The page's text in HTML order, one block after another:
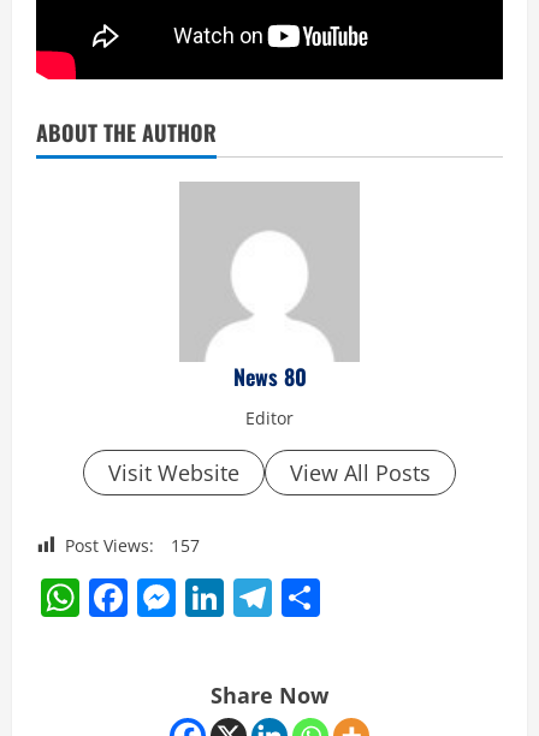
ABOUT THE AUTHOR
News 80
Editor
Visit Website View All Posts
Post Views: 157
WhatsApp
Facebook
Messenger
LinkedIn
Telegram
Share Now